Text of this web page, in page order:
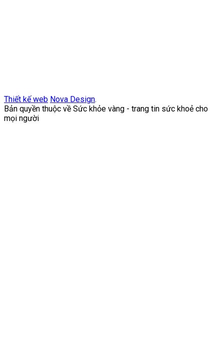
Thiết kế web Nova Design.
Bản quyền thuộc về Sức khỏe vàng - trang tin sức khoẻ cho
mọi người